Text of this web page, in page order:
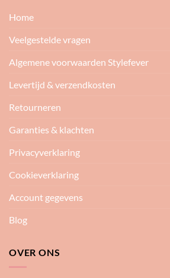
Home
Veelgestelde vragen
Algemene voorwaarden Stylefever
Levertijd & verzendkosten
Retourneren
Garanties & klachten
Privacyverklaring
Cookieverklaring
Account gegevens
Blog
OVER ONS